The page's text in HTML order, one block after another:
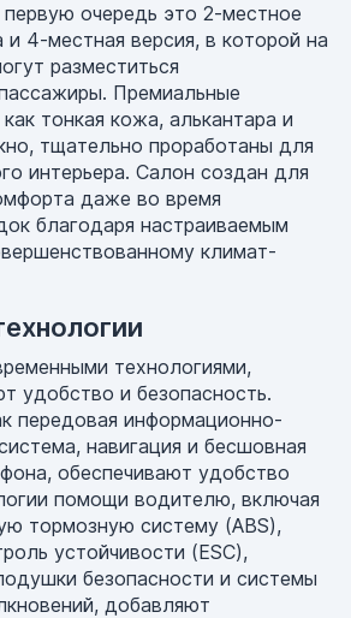
очередь это 2-местное
и 4-местная версия, в которой на
разместиться
Премиальные
тонкая кожа, алькантара и
тщательно проработаны для
интерьера. Салон создан для
даже во время
благодаря настраиваемым
климат-
технологиями,
удобство и безопасность.
передовая информационно-
навигация и бесшовная
обеспечивают удобство
помощи водителю, включая
тормозную систему (ABS),
устойчивости (ESC),
безопасности и системы
добавляют